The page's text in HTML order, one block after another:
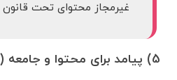
غیرمجاز محتوای تحت
5) پیامد برای محتوا و جامعه (ConsoleFa)